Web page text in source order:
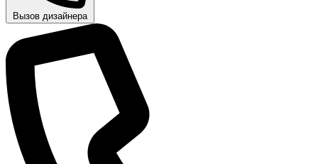
Вызов дизайнера